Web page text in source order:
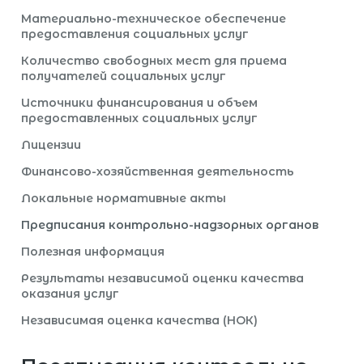
Материально-техническое обеспечение
предоставления социальных услуг
Количество свободных мест для приема
получателей социальных услуг
Источники финансирования и объем
предоставленных социальных услуг
Лицензии
Финансово-хозяйственная деятельность
Локальные нормативные акты
Предписания контрольно-надзорных органов
Полезная информация
Результаты независимой оценки качества
оказания услуг
Независимая оценка качества (НОК)